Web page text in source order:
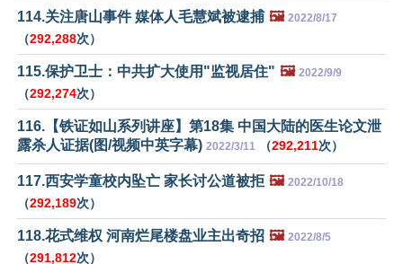
114.关注唐山事件 媒体人毛慧斌被逮捕 🖼️ 2022/8/17
（292,288次）
115.保护卫士：中共扩大使用"监视居住" 🖼️ 2022/9/9
（292,274次）
116.【铁证如山系列讲座】第18集 中国大陆的医生论文泄
露杀人证据(图/视频中英字幕) 2022/3/11 （292,211次）
117.西安学童校内坠亡 家长讨公道被拒 🖼️ 2022/10/18
（292,189次）
118.花式维权 河南烂尾楼盘业主出奇招 🖼️ 2022/8/5
（291,812次）